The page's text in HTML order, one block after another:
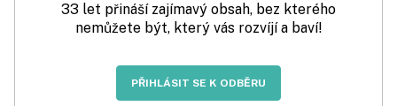
33 let přináší zajímavý obsah, bez kterého
nemůžete být, který vás rozvíjí a baví!
PŘIHLÁSIT SE K ODBĚRU